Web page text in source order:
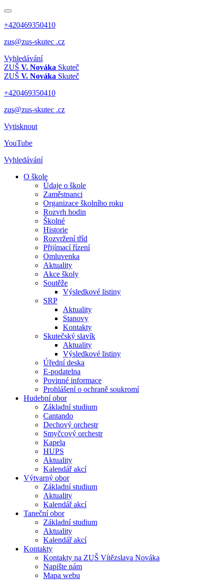
+420469350410
zus@zus-skutec .cz
Vyhledávání
ZUŠ V. Nováka Skuteč
ZUŠ V. Nováka Skuteč
+420469350410
zus@zus-skutec .cz
Vytisknout
YouTube
Vyhledávání
O škole
Údaje o škole
Zaměstnanci
Organizace školního roku
Rozvrh hodin
Školné
Historie
Rozvržení tříd
Přijímací řízení
Omluvenka
Aktuality
Akce školy
Soutěže
Výsledkové listiny
SRP
Aktuality
Stanovy
Kontakty
Skutečský slavík
Aktuality
Výsledkové listiny
Úřední deska
E-podatelna
Povinné informace
Prohlášení o ochraně soukromí
Hudební obor
Základní studium
Cantando
Dechový orchestr
Smyčcový orchestr
Kapela
HUPS
Aktuality
Kalendář akcí
Výtvarný obor
Základní studium
Aktuality
Kalendář akcí
Taneční obor
Základní studium
Aktuality
Kalendář akcí
Kontakty
Kontakty na ZUŠ Vítězslava Nováka
Napište nám
Mapa webu